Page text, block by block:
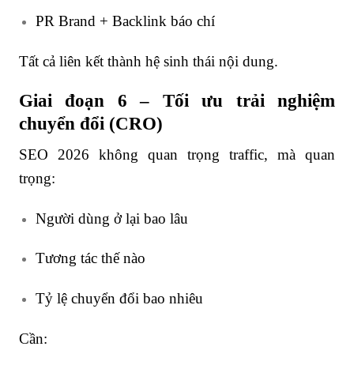
PR Brand + Backlink báo chí
Tất cả liên kết thành hệ sinh thái nội dung.
Giai đoạn 6 – Tối ưu trải nghiệm
chuyển đổi (CRO)
SEO 2026 không quan trọng traffic, mà quan
trọng:
Người dùng ở lại bao lâu
Tương tác thế nào
Tỷ lệ chuyển đổi bao nhiêu
Cần: